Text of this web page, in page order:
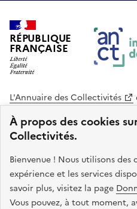
À propos des cookies
Collectivités.
Bienvenue ! Nous utilisons
expérience et les services
savoir plus, visitez la page
Vous pouvez, à tout moment,
RÉPUBLIQUE
FRANÇAISE
L'Annuaire des Collectivités
des Territoires
Cohésion des Territoires
.
est disponible en licence libre.
avec le système de design de
legifrance.gouv.fr